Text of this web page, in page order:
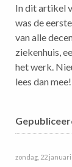
In dit artikel
was de
van alle
ziekenhuis,
het werk.
lees dan mee!
zondag, 22 januari